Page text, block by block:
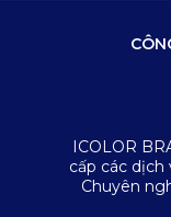
ICOLOR
cấp các dịch
Chuyên